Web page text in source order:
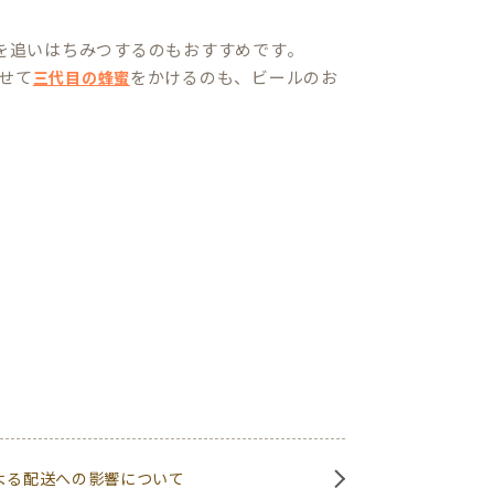
追いはちみつするのもおすすめです。
て三代目の蜂蜜をかけるのも、ビールのお
る配送への影響について